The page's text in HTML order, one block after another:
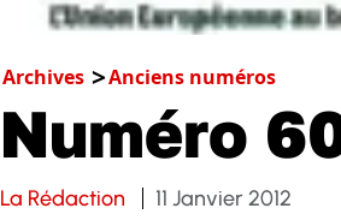
Archives Anciens numéros
Numéro
La Rédaction 11 Janvier 2012